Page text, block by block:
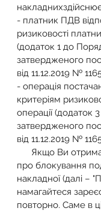
- платник ПДВ
ризиковості
(додаток 1 до
затвердженого
від 11.12.2019 №
- операція
критеріям
операції (додаток
затвердженого
від 11.12.2019 №
Якщо Ви
про блокування
накладної (далі –
намагайтеся
повторно. Саме в